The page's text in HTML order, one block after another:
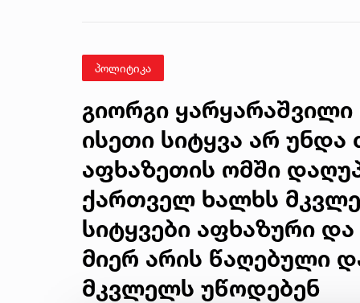
პოლიტიკა
გიორგი ყარყარაშვილი
ისეთი სიტყვა არ
აფხაზეთის ომში
ქართველ ხალხს
სიტყვები აფხაზური
მიერ არის წაღებული
მკვლელს უწოდებენ